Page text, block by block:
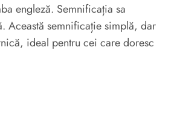
engleză. Semnificația sa
Această semnificație simplă, dar
ideal pentru cei care doresc